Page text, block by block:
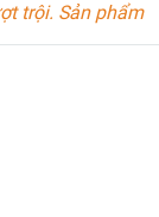
trội. Sản phẩm
kỹ sư điện và